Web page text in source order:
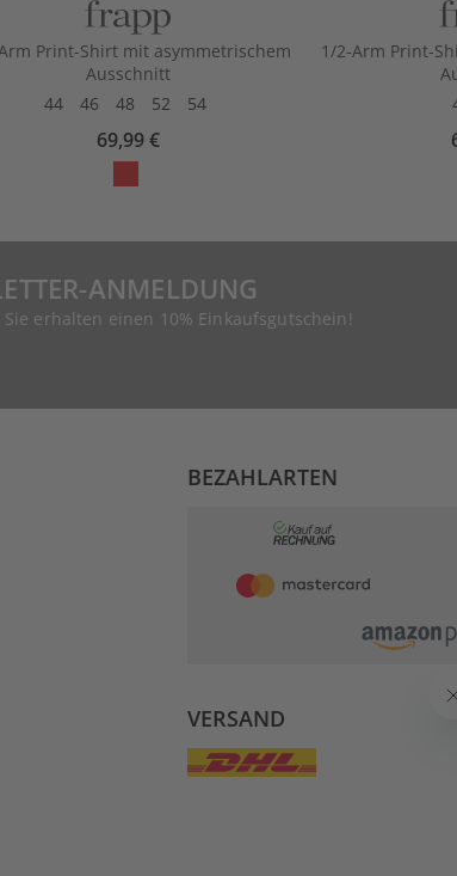
Print-Shirt mit asymmetrischem
Ausschnitt
44
46 48 52 54
69,99 €
1/2-Arm Print-
ANMELDUNG
erhalten einen 10% Einkaufsgutschein!
BEZAHLARTEN
VERSAND